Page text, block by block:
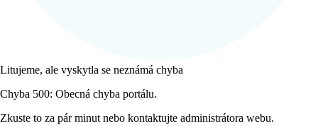
Litujeme, ale vyskytla se neznámá chyba
Chyba 500: Obecná chyba portálu.
Zkuste to za pár minut nebo kontaktujte administrátora webu.